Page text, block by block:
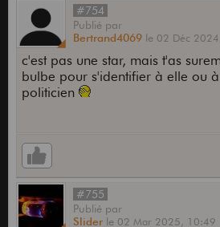
#754
Publié par
Bertrand4069 le 02 Déc
c'est pas une star, mais t'as
bulbe pour s'identifier à elle ou
politicien
#755
Publié par
Slider le 02 Mar 2025, 10:49